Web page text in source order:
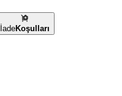
İadeKoşulları